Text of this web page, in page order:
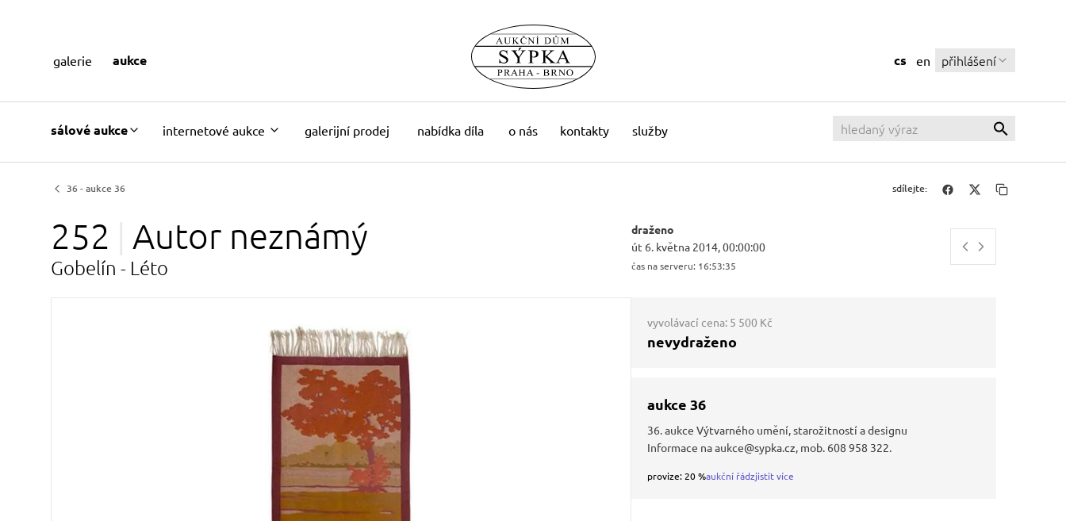
sálové aukce internetové aukce galerijní prodej nabídka díla o nás kontakty služby
cs en přihlášení
galerie aukce
36 - aukce 36 sdílejte:
252 Autor neznámý
Gobelín - Léto
draženo
út 6. května 2014, 00:00:00
čas na serveru: 16:53:36
vyvolávací cena: 5 500 Kč
nevydraženo
aukce 36
36. aukce Výtvarného umění, starožitností a designu
Informace na aukce@sypka.cz, mob. 608 958 322.
provize: 20 %aukční řádzjistit více